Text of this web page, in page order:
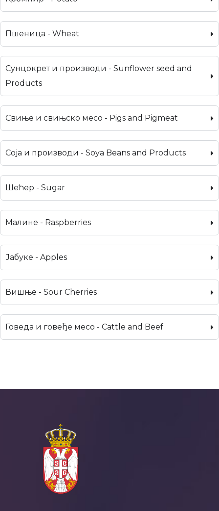
Пшеница - Wheat
Сунцокрет и производи - Sunflower seed and
Products
Свиње и свињско месо - Pigs and Pigmeat
Соја и производи - Soya Beans and Products
Шећер - Sugar
Малине - Raspberries
Јабуке - Apples
Вишње - Sour Cherries
Говеда и говеђе месо - Cattle and Beef